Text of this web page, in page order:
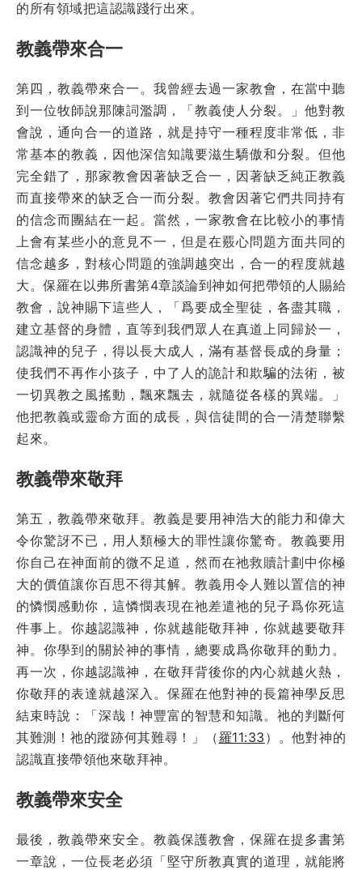
的所有領域把這認識踐行出來。
教義帶來合一
第四，教義帶來合一。我曾經去過一家教會，在當中聽
到一位牧師說那陳詞濫調，「教義使人分裂。」他對教
會說，通向合一的道路，就是持守一種程度非常低，非
常基本的教義，因他深信知識要滋生驕傲和分裂。但他
完全錯了，那家教會因著缺乏合一，因著缺乏純正教義
而直接帶來的缺乏合一而分裂。教會因著它們共同持有
的信念而團結在一起。當然，一家教會在比較小的事情
上會有某些小的意見不一，但是在覈心問題方面共同的
信念越多，對核心問題的強調越突出，合一的程度就越
大。保羅在以弗所書第4章談論到神如何把帶領的人賜給
教會，說神賜下這些人，「爲要成全聖徒，各盡其職，
建立基督的身體，直等到我們眾人在真道上同歸於一，
認識神的兒子，得以長大成人，滿有基督長成的身量；
使我們不再作小孩子，中了人的詭計和欺騙的法術，被
一切異教之風搖動，飄來飄去，就隨從各樣的異端。」
他把教義或靈命方面的成長，與信徒間的合一清楚聯繫
起來。
教義帶來敬拜
第五，教義帶來敬拜。教義是要用神浩大的能力和偉大
令你驚訝不已，用人類極大的罪性讓你驚奇。教義要用
你自己在神面前的微不足道，然而在祂救贖計劃中你極
大的價值讓你百思不得其解。教義用令人難以置信的神
的憐憫感動你，這憐憫表現在祂差遣祂的兒子爲你死這
件事上。你越認識神，你就越能敬拜神，你就越要敬拜
神。你學到的關於神的事情，總要成爲你敬拜的動力。
再一次，你越認識神，在敬拜背後你的內心就越火熱，
你敬拜的表達就越深入。保羅在他對神的長篇神學反思
結束時說：「深哉！神豐富的智慧和知識。祂的判斷何
其難測！祂的蹤跡何其難尋！」（羅11:33 ）。他對神的
認識直接帶領他來敬拜神。
教義帶來安全
最後，教義帶來安全。教義保護教會，保羅在提多書第
一章說，一位長老必須「堅守所教真實的道理，就能將